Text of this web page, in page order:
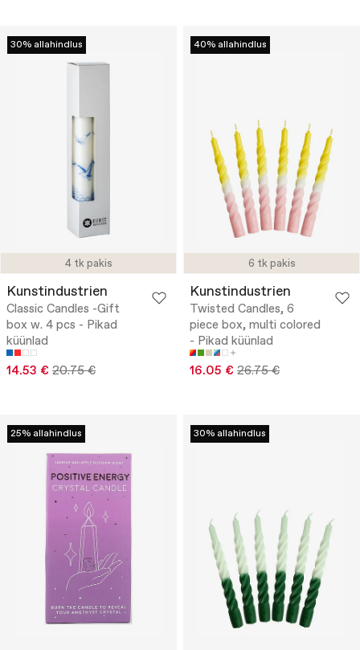
4 tk pakis
30% allahindlus
Kunstindustrien
Classic Candles -Gift
box w. 4 pcs - Pikad
küünlad
14.53 € 20.75 €
6 tk pakis
40% allahindlus
Kunstindustrien
Twisted Candles, 6
piece box, multi colored
- Pikad küünlad
16.05 € 26.75 €
25% allahindlus 30% allahindlus